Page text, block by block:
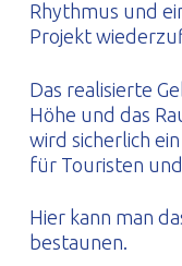
Rhythmus und
Projekt
Das realisierte
Höhe und das
wird sicherlich
für Touristen
Hier kann man
bestaunen.